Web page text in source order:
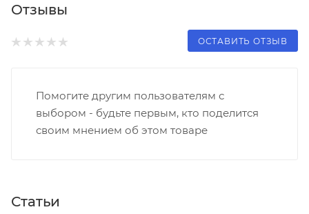
Отзывы
ОСТАВИТЬ ОТЗЫВ
Помогите другим пользователям с
выбором - будьте первым, кто поделится
своим мнением об этом товаре
Статьи